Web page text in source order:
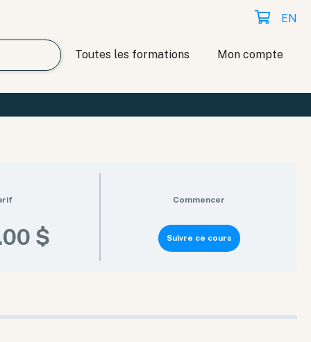
EN
Toutes les formations Mon compte
$
Commencer
Suivre ce cours